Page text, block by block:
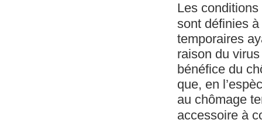
Les conditions
sont définies à
temporaires
raison du
bénéfice du
que, en
au chômage
accessoire à